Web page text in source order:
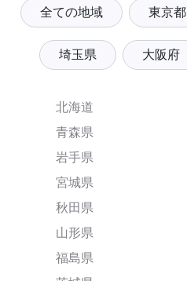
全ての地域 東京都
埼玉県 大阪府
北海道
青森県
岩手県
宮城県
秋田県
山形県
福島県